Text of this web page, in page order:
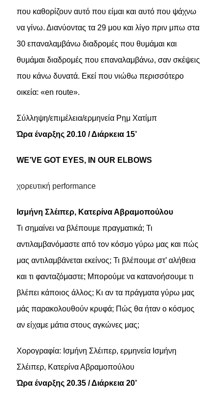
που καθορίζουν αυτό που είμαι και αυτό που ψάχνω
να γίνω. Διανύοντας τα 29 μου και λίγο πριν μπω στα
30 επαναλαμβάνω διαδρομές που θυμάμαι και
θυμάμαι διαδρομές που επαναλαμβάνω, σαν σκέψεις
που κάνω δυνατά. Εκεί που νιώθω περισσότερο
οικεία: «en route».
Σύλληψη/επιμέλεια/ερμηνεία Ρημ Χατίμπ
Ώρα έναρξης 20.10 / Διάρκεια 15’
WE’VE GOT EYES, IN OUR ELBOWS
χορευτική performance
Ισμήνη Σλέιπερ, Κατερίνα Αβραμοπούλου
Τι σημαίνει να βλέπουμε πραγματικά; Τι
αντιλαμβανόμαστε από τον κόσμο γύρω μας και πώς
μας αντιλαμβάνεται εκείνος; Τι βλέπουμε στ’ αλήθεια
και τι φανταζόμαστε; Μπορούμε να κατανοήσουμε τι
βλέπει κάποιος άλλος; Κι αν τα πράγματα γύρω μας
μάς παρακολουθούν κρυφά; Πώς θα ήταν ο κόσμος
αν είχαμε μάτια στους αγκώνες μας;
Χορογραφία: Ισμήνη Σλέιπερ, ερμηνεία Ισμήνη
Σλέιπερ, Κατερίνα Αβραμοπούλου
Ώρα έναρξης 20.35 / Διάρκεια 20’